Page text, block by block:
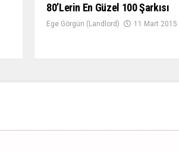
80’lerin En Güzel 100 Şarkısı
Ege Görgün (Landlord) 11 Mart 2015